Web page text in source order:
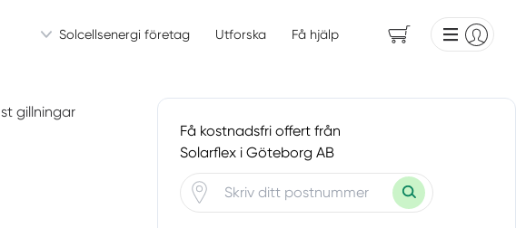
Solcellsenergi företag Utforska Få hjälp
st gillningar
Få kostnadsfri offert från
Solarflex i Göteborg AB